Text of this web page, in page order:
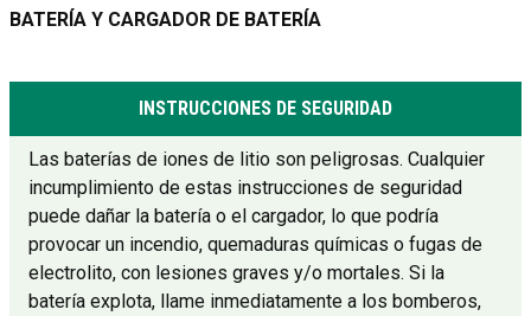
BATERÍA Y CARGADOR DE BATERÍA
INSTRUCCIONES DE SEGURIDAD
Las baterías de iones de litio son peligrosas. Cualquier
incumplimiento de estas instrucciones de seguridad
puede dañar la batería o el cargador, lo que podría
provocar un incendio, quemaduras químicas o fugas de
electrolito, con lesiones graves y/o mortales. Si la
batería explota, llame inmediatamente a los bomberos,